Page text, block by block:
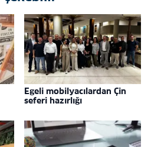
Egeli mobilyacılardan Çin
seferi hazırlığı